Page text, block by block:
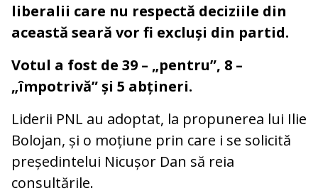
liberalii care nu respectă deciziile din
această seară vor fi excluși din partid.
Votul a fost de 39 – „pentru”, 8 –
„împotrivă” și 5 abțineri.
Liderii PNL au adoptat, la propunerea lui Ilie
Bolojan, și o moțiune prin care i se solicită
președintelui Nicușor Dan să reia
consultările.